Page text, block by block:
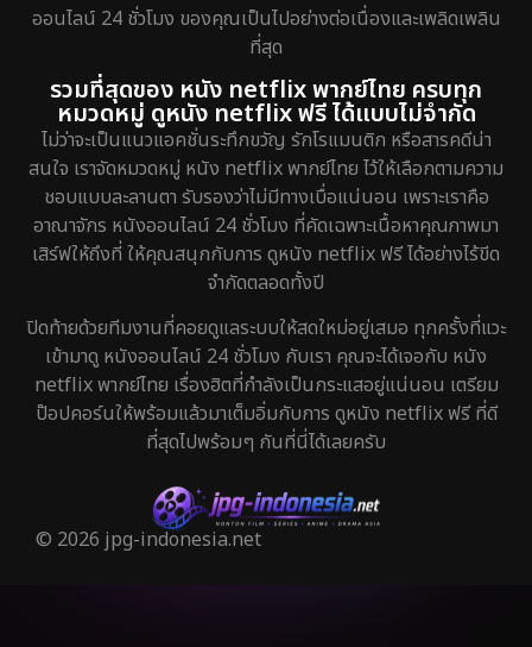
ออนไลน์ 24 ชั่วโมง ของคุณเป็นไปอย่างต่อเนื่องและเพลิดเพลิน
ที่สุด
รวมที่สุดของ หนัง netflix พากย์ไทย ครบทุก
หมวดหมู่ ดูหนัง netflix ฟรี ได้แบบไม่จำกัด
ไม่ว่าจะเป็นแนวแอคชั่นระทึกขวัญ รักโรแมนติก หรือสารคดีน่า
สนใจ เราจัดหมวดหมู่ หนัง netflix พากย์ไทย ไว้ให้เลือกตามความ
ชอบแบบละลานตา รับรองว่าไม่มีทางเบื่อแน่นอน เพราะเราคือ
อาณาจักร หนังออนไลน์ 24 ชั่วโมง ที่คัดเฉพาะเนื้อหาคุณภาพมา
เสิร์ฟให้ถึงที่ ให้คุณสนุกกับการ ดูหนัง netflix ฟรี ได้อย่างไร้ขีด
จำกัดตลอดทั้งปี
ปิดท้ายด้วยทีมงานที่คอยดูแลระบบให้สดใหม่อยู่เสมอ ทุกครั้งที่แวะ
เข้ามาดู หนังออนไลน์ 24 ชั่วโมง กับเรา คุณจะได้เจอกับ หนัง
netflix พากย์ไทย เรื่องฮิตที่กำลังเป็นกระแสอยู่แน่นอน เตรียม
ป๊อปคอร์นให้พร้อมแล้วมาเต็มอิ่มกับการ ดูหนัง netflix ฟรี ที่ดี
ที่สุดไปพร้อมๆ กันที่นี่ได้เลยครับ
© 2026 jpg-indonesia.net